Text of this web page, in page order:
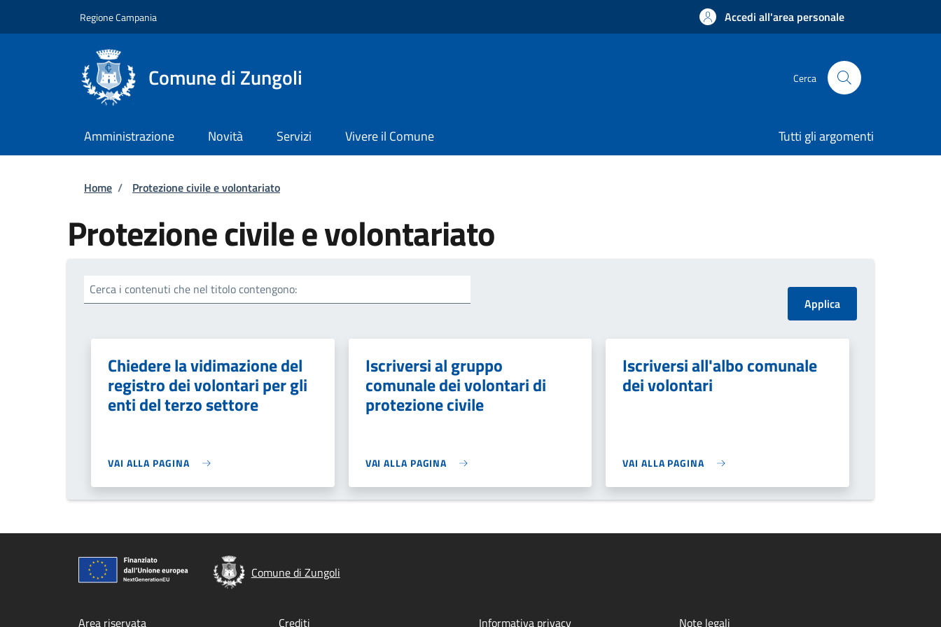
Regione Campania Accedi all'area personale
Comune di Zungoli Cerca
Amministrazione Novità Servizi Vivere il Comune Tutti gli argomenti
Briciole di pane
Home / Protezione civile e volontariato
Protezione civile e volontariato
Cerca i contenuti che nel titolo contengono:
Chiedere la vidimazione del
registro dei volontari per gli
enti del terzo settore
VAI ALLA PAGINA
Iscriversi al gruppo
comunale dei volontari di
protezione civile
VAI ALLA PAGINA
Iscriversi all'albo comunale
dei volontari
VAI ALLA PAGINA
Comune di Zungoli
Area riservata Crediti Informativa privacy Note legali